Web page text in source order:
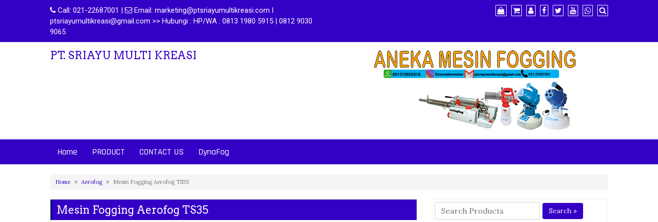
Call: 021-22687001 | Email: marketing@ptsriayumultikreasi.com ǀ
ptsriayumultikreasi@gmail.com >> Hubungi : HP/WA : 0813 1980 5915 | 0812 9030
9065
PT. SRIAYU MULTI KREASI
Home PRODUCT CONTACT US DynaFog
Home Aerofog Mesin Fogging Aerofog TS35
Mesin Fogging Aerofog TS35 Search »